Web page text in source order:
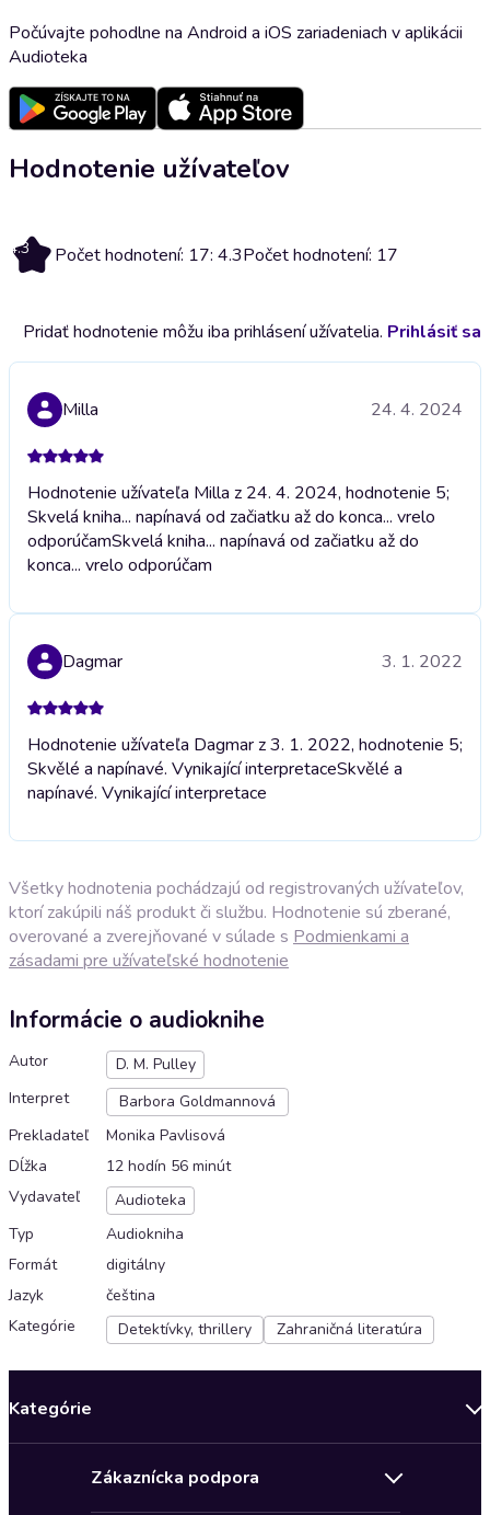
Počúvajte pohodlne na Android a iOS zariadeniach v aplikácii
Audioteka
Hodnotenie užívateľov
4.3 Počet hodnotení: 17: 4.3Počet hodnotení: 17
Pridať hodnotenie môžu iba prihlásení užívatelia. Prihlásiť sa
Milla 24. 4. 2024
Hodnotenie užívateľa Milla z 24. 4. 2024, hodnotenie 5;
Skvelá kniha... napínavá od začiatku až do konca... vrelo
odporúčamSkvelá kniha... napínavá od začiatku až do
konca... vrelo odporúčam
Dagmar 3. 1. 2022
Hodnotenie užívateľa Dagmar z 3. 1. 2022, hodnotenie 5;
Skvělé a napínavé. Vynikající interpretaceSkvělé a
napínavé. Vynikající interpretace
Všetky hodnotenia pochádzajú od registrovaných užívateľov,
ktorí zakúpili náš produkt či službu. Hodnotenie sú zberané,
overované a zverejňované v súlade s Podmienkami a
zásadami pre užívateľské hodnotenie
Informácie o audioknihe
Autor
D. M. Pulley
Interpret
Barbora Goldmannová
Prekladateľ
Monika Pavlisová
Dĺžka
12 hodín 56 minút
Vydavateľ
Audioteka
Typ
Audiokniha
Formát
digitálny
Jazyk
čeština
Kategórie
Detektívky, thrillery Zahraničná literatúra
Kategórie
Zákaznícka podpora